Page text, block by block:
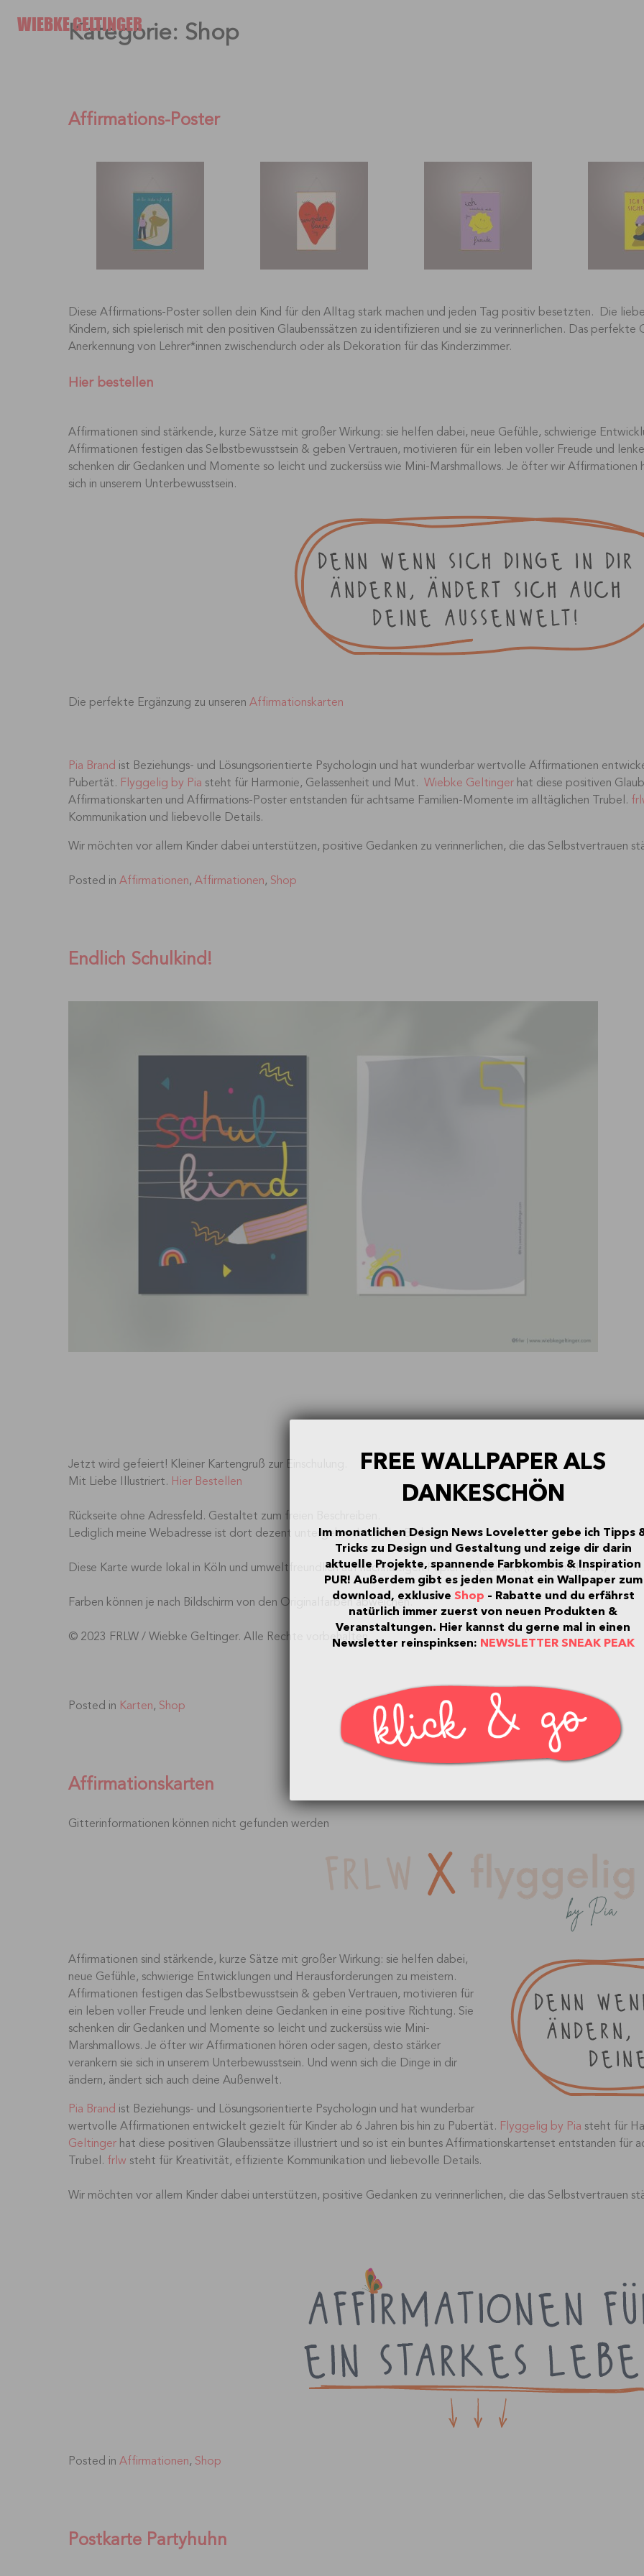
WIEBKE GELTINGER
Kategorie: Shop
Affirmations-Poster
Diese Affirmations-Poster sollen dein Kind für den Alltag stark machen und jeden Tag positiv besetzten. Die
Kindern, sich spielerisch mit den positiven Glaubenssätzen zu identifizieren und sie zu verinnerlichen. Das perfekte
Anerkennung von Lehrer*innen zwischendurch oder als Dekoration für das Kinderzimmer.
Hier bestellen
Affirmationen sind stärkende, kurze Sätze mit großer Wirkung: sie helfen dabei, neue Gefühle, schwierige
Affirmationen festigen das Selbstbewusstsein & geben Vertrauen, motivieren für ein leben voller Freude und
schenken dir Gedanken und Momente so leicht und zuckersüss wie Mini-Marshmallows. Je öfter wir
sich in unserem Unterbewusstsein.
Die perfekte Ergänzung zu unseren Affirmationskarten
Pia Brand ist Beziehungs- und Lösungsorientierte Psychologin und hat wunderbar wertvolle Affirmationen
Pubertät. Flyggelig by Pia steht für Harmonie, Gelassenheit und Mut. Wiebke Geltingerhat diese positiven
Affirmationskarten und Affirmations-Poster entstanden für achtsame Familien-Momente im alltäglichen Trubel.
Kommunikation und liebevolle Details.
Wir möchten vor allem Kinder dabei unterstützen, positive Gedanken zu verinnerlichen, die das Selbstvertrauen
Posted in Affirmationen, Affirmationen, Shop
Endlich Schulkind!
Jetzt wird gefeiert! Kleiner Kartengruß zur Einschulung.
Mit Liebe Illustriert. Hier Bestellen
Rückseite ohne Adressfeld. Gestaltet zum freien Beschreiben.
Lediglich meine Webadresse ist dort dezent untergebracht. Siehe Bilder.
Diese Karte wurde lokal in Köln und umweltfreundlich auf nachhaltigen Papieren gedruckt (FSC-zertifiziert)
Farben können je nach Bildschirm von den Originalfarben abweichen.
© 2023 FRLW / Wiebke Geltinger. Alle Rechte vorbehalten.
Posted in Karten, Shop
Affirmationskarten
Gitterinformationen können nicht gefunden werden
Affirmationen sind stärkende, kurze Sätze mit großer Wirkung: sie helfen dabei,
neue Gefühle, schwierige Entwicklungen und Herausforderungen zu meistern.
Affirmationen festigen das Selbstbewusstsein & geben Vertrauen, motivieren für
ein leben voller Freude und lenken deine Gedanken in eine positive Richtung. Sie
schenken dir Gedanken und Momente so leicht und zuckersüss wie Mini-
Marshmallows. Je öfter wir Affirmationen hören oder sagen, desto stärker
verankern sie sich in unserem Unterbewusstsein. Und wenn sich die Dinge in dir
ändern, ändert sich auch deine Außenwelt.
Pia Brand ist Beziehungs- und Lösungsorientierte Psychologin und hat wunderbar
wertvolle Affirmationen entwickelt gezielt für Kinder ab 6 Jahren bis hin zu Pubertät. Flyggelig by Pia steht für
Geltingerhat diese positiven Glaubenssätze illustriert und so ist ein buntes Affirmationskartenset entstanden für
Trubel. frlw steht für Kreativität, effiziente Kommunikation und liebevolle Details.
Wir möchten vor allem Kinder dabei unterstützen, positive Gedanken zu verinnerlichen, die das Selbstvertrauen
Posted in Affirmationen, Shop
Postkarte Partyhuhn
FREE WALLPAPER ALS
DANKESCHÖN
Im monatlichen Design News Loveletter gebe ich Tipps
Tricks zu Design und Gestaltung und zeige dir darin
aktuelle Projekte, spannende Farbkombis & Inspiration
PUR! Außerdem gibt es jeden Monat ein Wallpaper zum
download, exklusive Shop – Rabatte und du erfährst
natürlich immer zuerst von neuen Produkten &
Veranstaltungen. Hier kannst du gerne mal in einen
Newsletter reinspinksen: NEWSLETTER SNEAK PEAK